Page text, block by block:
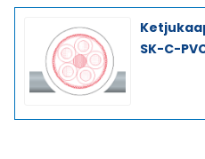
SK-C-